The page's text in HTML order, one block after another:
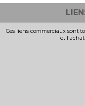
Ces liens commerciaux sont
et